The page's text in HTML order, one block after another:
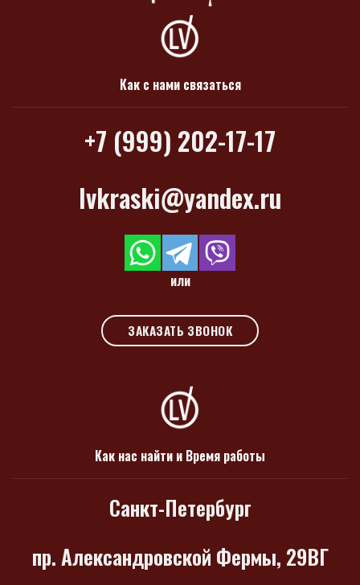
Как с нами связаться
+7 (999) 202-17-17
lvkraski@yandex.ru
или
ЗАКАЗАТЬ ЗВОНОК
Как нас найти и Время работы
Санкт-Петербург
пр. Александровской Фермы, 29ВГ